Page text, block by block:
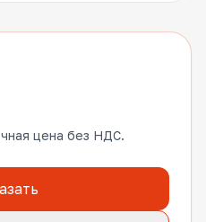
цена без НДС.